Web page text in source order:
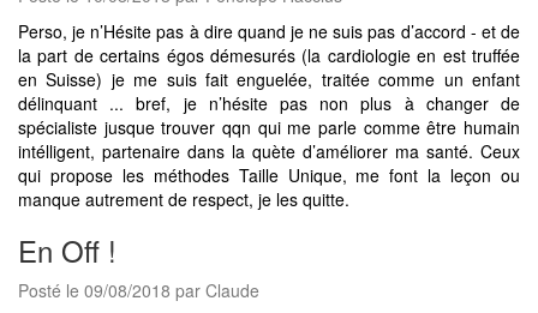
Perso, je n’Hésite pas à dire quand je ne suis pas d’accord - et de
la part de certains égos démesurés (la cardiologie en est truffée
en Suisse) je me suis fait enguelée, traitée comme un enfant
délinquant ... bref, je n’hésite pas non plus à changer de
spécialiste jusque trouver qqn qui me parle comme être humain
intélligent, partenaire dans la quète d’améliorer ma santé. Ceux
qui propose les méthodes Taille Unique, me font la leçon ou
manque autrement de respect, je les quitte.
En Off !
Posté le 09/08/2018 par Claude